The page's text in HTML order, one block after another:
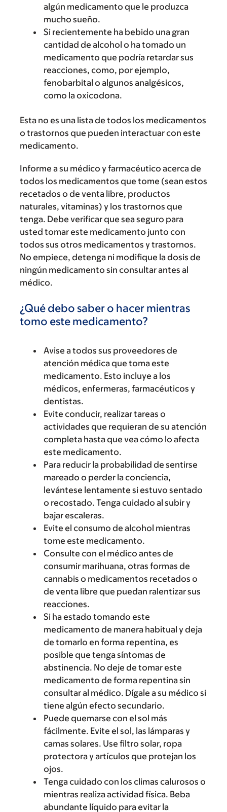
algún medicamento que le produzca
mucho sueño.
Si recientemente ha bebido una gran
cantidad de alcohol o ha tomado un
medicamento que podría retardar sus
reacciones, como, por ejemplo,
fenobarbital o algunos analgésicos,
como la oxicodona.
Esta no es una lista de todos los medicamentos
o trastornos que pueden interactuar con este
medicamento.
Informe a su médico y farmacéutico acerca de
todos los medicamentos que tome (sean estos
recetados o de venta libre, productos
naturales, vitaminas) y los trastornos que
tenga. Debe verificar que sea seguro para
usted tomar este medicamento junto con
todos sus otros medicamentos y trastornos.
No empiece, detenga ni modifique la dosis de
ningún medicamento sin consultar antes al
médico.
¿Qué debo saber o hacer mientras
tomo este medicamento?
Avise a todos sus proveedores de
atención médica que toma este
medicamento. Esto incluye a los
médicos, enfermeras, farmacéuticos y
dentistas.
Evite conducir, realizar tareas o
actividades que requieran de su atención
completa hasta que vea cómo lo afecta
este medicamento.
Para reducir la probabilidad de sentirse
mareado o perder la conciencia,
levántese lentamente si estuvo sentado
o recostado. Tenga cuidado al subir y
bajar escaleras.
Evite el consumo de alcohol mientras
tome este medicamento.
Consulte con el médico antes de
consumir marihuana, otras formas de
cannabis o medicamentos recetados o
de venta libre que puedan ralentizar sus
reacciones.
Si ha estado tomando este
medicamento de manera habitual y deja
de tomarlo en forma repentina, es
posible que tenga síntomas de
abstinencia. No deje de tomar este
medicamento de forma repentina sin
consultar al médico. Dígale a su médico si
tiene algún efecto secundario.
Puede quemarse con el sol más
fácilmente. Evite el sol, las lámparas y
camas solares. Use filtro solar, ropa
protectora y artículos que protejan los
ojos.
Tenga cuidado con los climas calurosos o
mientras realiza actividad física. Beba
abundante líquido para evitar la